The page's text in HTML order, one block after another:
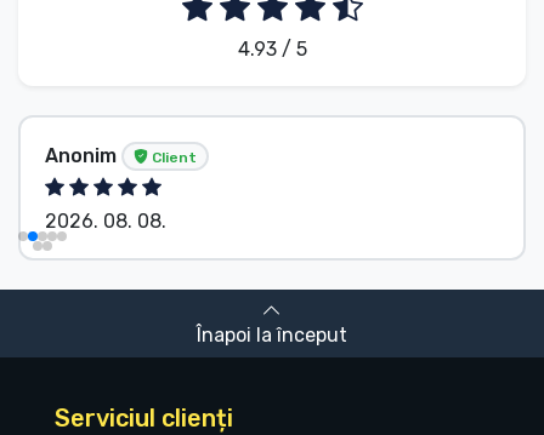
4.93 / 5
Anonim Client
2026. 08. 08.
Înapoi la început
Serviciul clienți